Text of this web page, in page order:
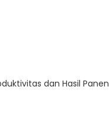
dan Hasil Panen